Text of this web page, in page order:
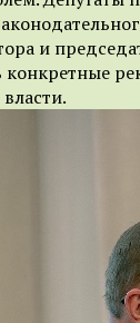
и
конкретные